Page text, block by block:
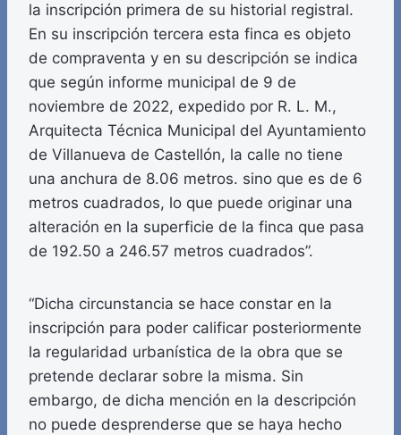
la inscripción primera de su historial registral.
En su inscripción tercera esta finca es objeto
de compraventa y en su descripción se indica
que según informe municipal de 9 de
noviembre de 2022, expedido por R. L. M.,
Arquitecta Técnica Municipal del Ayuntamiento
de Villanueva de Castellón, la calle no tiene
una anchura de 8.06 metros. sino que es de 6
metros cuadrados, lo que puede originar una
alteración en la superficie de la finca que pasa
de 192.50 a 246.57 metros cuadrados”.
“Dicha circunstancia se hace constar en la
inscripción para poder calificar posteriormente
la regularidad urbanística de la obra que se
pretende declarar sobre la misma. Sin
embargo, de dicha mención en la descripción
no puede desprenderse que se haya hecho